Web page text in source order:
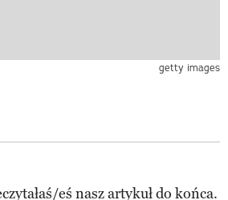
getty images
eś nasz artykuł do końca.